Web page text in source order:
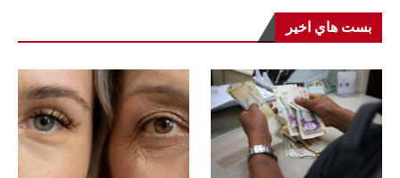
بست هاي اخير